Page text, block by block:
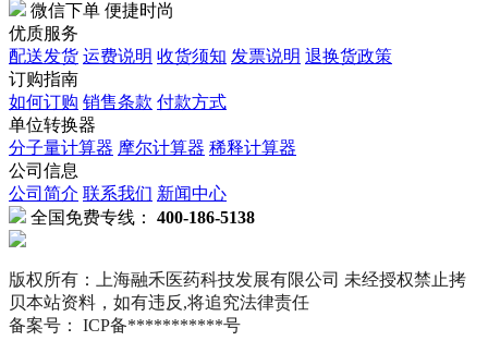
微信下单 便捷时尚
优质服务
配送发货 运费说明 收货须知 发票说明 退换货政策
订购指南
如何订购 销售条款 付款方式
单位转换器
分子量计算器 摩尔计算器 稀释计算器
公司信息
公司简介 联系我们 新闻中心
全国免费专线： 400-186-5138
版权所有：上海融禾医药科技发展有限公司 未经授权禁止拷
贝本站资料，如有违反,将追究法律责任
备案号： ICP备***********号